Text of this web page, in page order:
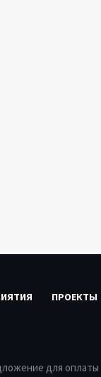
ПРОЕКТЫ
для оплаты